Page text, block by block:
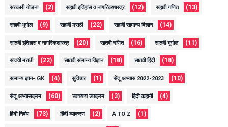
सरकारी योजना (2) सहावी इतिहास व नागरिकशास्त्र (12) सहावी गणित (13)
सहावी भूगोल (9) सहावी मराठी (22) सहावी सामान्य विज्ञान (14)
सातवी इतिहास व नागरिकशास्त्र (20) सातवी गणित (16) सातवी भूगोल (11)
सातवी मराठी (22) सातवी सामान्य विज्ञान (18) सातवी हिंदी (18)
सामान्य ज्ञान- GK (4) सुविचार (1) सेतू अभ्यास 2022-2023 (10)
सेतू अभ्यासक्रम (60) स्वाध्याय उपक्रम (3) हिंदी कहानी (4)
हिंदी निबंध (73) हिंदी व्याकरण (2) A TO Z (1)